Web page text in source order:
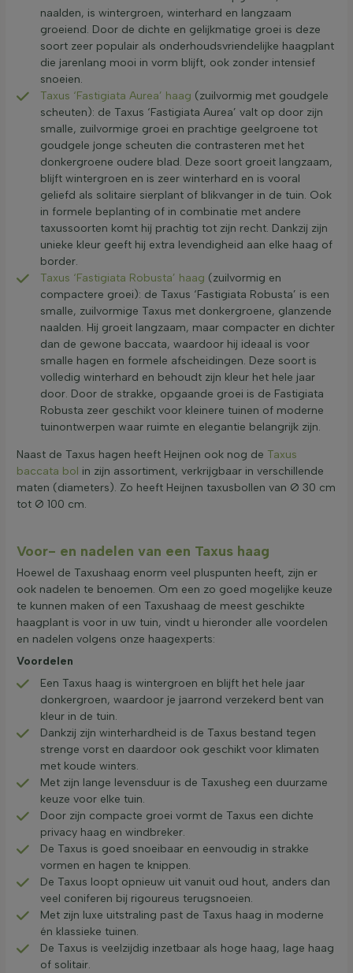
naalden, is wintergroen, winterhard en langzaam
groeiend. Door de dichte en gelijkmatige groei is deze
soort zeer populair als onderhoudsvriendelijke haagplant
die jarenlang mooi in vorm blijft, ook zonder intensief
snoeien.
Taxus ‘Fastigiata Aurea’ haag (zuilvormig met goudgele
scheuten): de Taxus ‘Fastigiata Aurea’ valt op door zijn
smalle, zuilvormige groei en prachtige geelgroene tot
goudgele jonge scheuten die contrasteren met het
donkergroene oudere blad. Deze soort groeit langzaam,
blijft wintergroen en is zeer winterhard en is vooral
geliefd als solitaire sierplant of blikvanger in de tuin. Ook
in formele beplanting of in combinatie met andere
taxussoorten komt hij prachtig tot zijn recht. Dankzij zijn
unieke kleur geeft hij extra levendigheid aan elke haag of
border.
Taxus ‘Fastigiata Robusta’ haag (zuilvormig en
compactere groei): de Taxus ‘Fastigiata Robusta’ is een
smalle, zuilvormige Taxus met donkergroene, glanzende
naalden. Hij groeit langzaam, maar compacter en dichter
dan de gewone baccata, waardoor hij ideaal is voor
smalle hagen en formele afscheidingen. Deze soort is
volledig winterhard en behoudt zijn kleur het hele jaar
door. Door de strakke, opgaande groei is de Fastigiata
Robusta zeer geschikt voor kleinere tuinen of moderne
tuinontwerpen waar ruimte en elegantie belangrijk zijn.
Naast de Taxus hagen heeft Heijnen ook nog de Taxus
baccata bol in zijn assortiment, verkrijgbaar in verschillende
maten (diameters). Zo heeft Heijnen taxusbollen van Ø 30 cm
tot Ø 100 cm.
Voor- en nadelen van een Taxus haag
Hoewel de Taxushaag enorm veel pluspunten heeft, zijn er
ook nadelen te benoemen. Om een zo goed mogelijke keuze
te kunnen maken of een Taxushaag de meest geschikte
haagplant is voor in uw tuin, vindt u hieronder alle voordelen
en nadelen volgens onze haagexperts:
Voordelen
Een Taxus haag is wintergroen en blijft het hele jaar
donkergroen, waardoor je jaarrond verzekerd bent van
kleur in de tuin.
Dankzij zijn winterhardheid is de Taxus bestand tegen
strenge vorst en daardoor ook geschikt voor klimaten
met koude winters.
Met zijn lange levensduur is de Taxusheg een duurzame
keuze voor elke tuin.
Door zijn compacte groei vormt de Taxus een dichte
privacy haag en windbreker.
De Taxus is goed snoeibaar en eenvoudig in strakke
vormen en hagen te knippen.
De Taxus loopt opnieuw uit vanuit oud hout, anders dan
veel coniferen bij rigoureus terugsnoeien.
Met zijn luxe uitstraling past de Taxus haag in moderne
én klassieke tuinen.
De Taxus is veelzijdig inzetbaar als hoge haag, lage haag
of solitair.